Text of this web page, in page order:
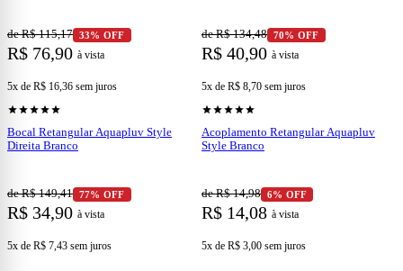
de R$ 115,17 33% OFF
R$ 76,90 à vista
5x de R$ 16,36 sem juros
de R$ 134,48 70% OFF
R$ 40,90 à vista
5x de R$ 8,70 sem juros
Ver produto
starstarstarstarstar
Bocal Retangular Aquapluv Style
Direita Branco
de R$ 149,41 77% OFF
R$ 34,90 à vista
5x de R$ 7,43 sem juros
Ver produto
starstarstarstarstar
Acoplamento Retangular Aquapluv
Style Branco
de R$ 14,98 6% OFF
R$ 14,08 à vista
5x de R$ 3,00 sem juros